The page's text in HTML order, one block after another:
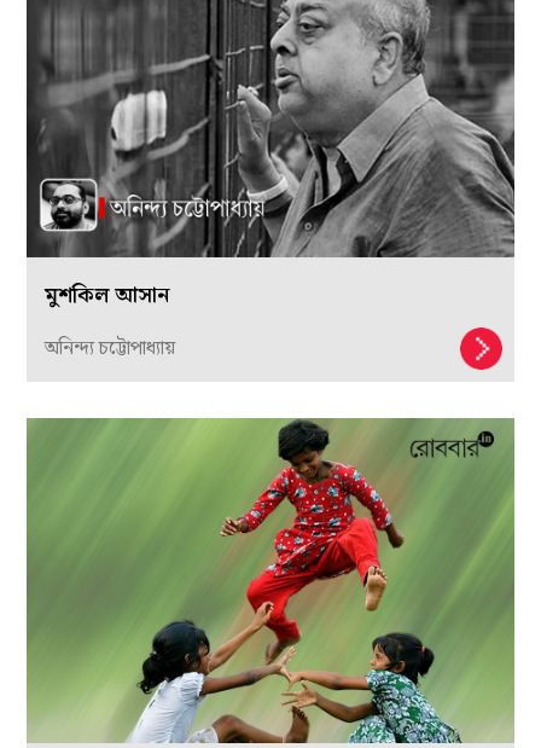
মুশকিল আসান
অনিন্দ্য চট্টোপাধ্যায়